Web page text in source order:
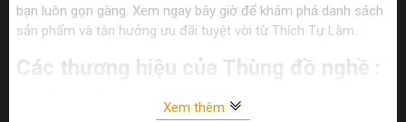
bạn luôn gọn gàng. Xem ngay bây giờ để khám phá danh sách
sản phẩm và tận hưởng ưu đãi tuyệt vời từ Thích Tự Làm.
Các thương hiệu của Thùng đồ nghề :
Xem thêm